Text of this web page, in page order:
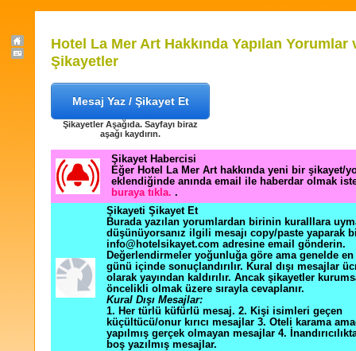
Hotel La Mer Art Hakkında Yapılan Yorumlar
Şikayetler
Mesaj Yaz / Şikayet Et
Şikayetler Aşağıda. Sayfayı biraz
aşağı kaydırın.
Şikayet Habercisi
Eğer Hotel La Mer Art hakkında yeni bir şikayet/
eklendiğinde anında email ile haberdar olmak
buraya tıkla. .
Şikayeti Şikayet Et
Burada yazılan yorumlardan birinin kuralllara
düşünüyorsanız ilgili mesajı copy/paste yaparak
info@hotelsikayet.com adresine email gönderin.
Değerlendirmeler yoğunluğa göre ama genelde
günü içinde sonuçlandırılır. Kural dışı mesajlar
olarak yayından kaldırılır. Ancak şikayetler
öncelikli olmak üzere sırayla cevaplanır.
Kural Dışı Mesajlar:
1. Her türlü küfürlü mesaj. 2. Kişi isimleri geçen
küçültücü/onur kırıcı mesajlar 3. Oteli karama
yapılmış gerçek olmayan mesajlar 4.
boş yazılmış mesajlar.